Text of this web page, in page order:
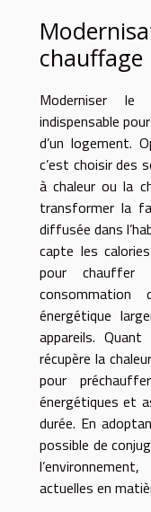
chauffage
Moderniser le
indispensable
d’un logement.
c’est choisir des
à chaleur ou la
transformer la
diffusée dans
capte les
pour chauffer
énergétique
appareils.
récupère la
pour
énergétiques et
durée. En
possible de
actuelles en